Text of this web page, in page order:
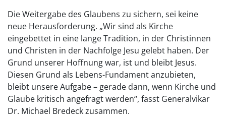
Die Weitergabe des Glaubens zu sichern, sei keine
neue Herausforderung. „Wir sind als Kirche
eingebettet in eine lange Tradition, in der Christinnen
und Christen in der Nachfolge Jesu gelebt haben. Der
Grund unserer Hoffnung war, ist und bleibt Jesus.
Diesen Grund als Lebens-Fundament anzubieten,
bleibt unsere Aufgabe – gerade dann, wenn Kirche und
Glaube kritisch angefragt werden“, fasst Generalvikar
Dr. Michael Bredeck zusammen.